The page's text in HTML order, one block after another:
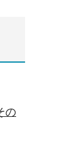
の